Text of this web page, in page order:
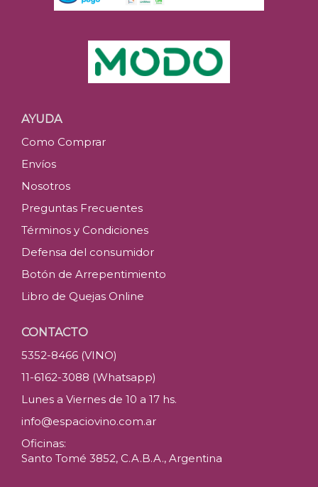
AYUDA
Como Comprar
Envíos
Nosotros
Preguntas Frecuentes
Términos y Condiciones
Defensa del consumidor
Botón de Arrepentimiento
Libro de Quejas Online
CONTACTO
5352-8466 (VINO)
11-6162-3088 (Whatsapp)
Lunes a Viernes de 10 a 17 hs.
info@espaciovino.com.ar
Oficinas:
Santo Tomé 3852, C.A.B.A., Argentina